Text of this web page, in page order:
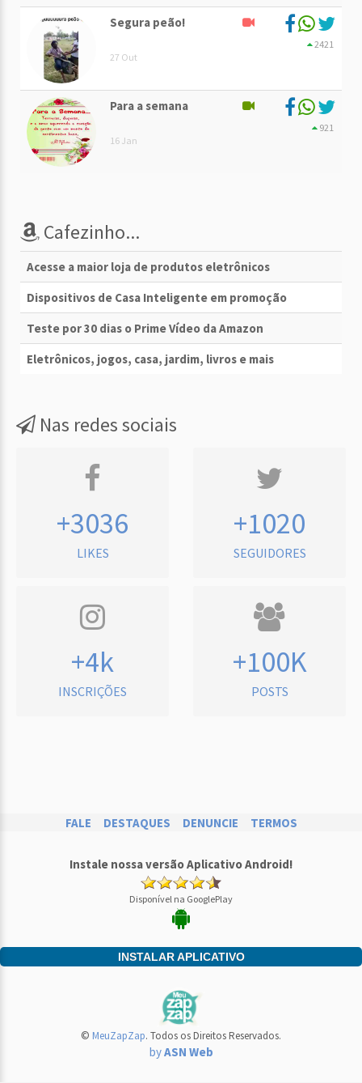
Segura peão!
27 Out
2421
Para a semana
16 Jan
921
Cafezinho...
Acesse a maior loja de produtos eletrônicos
Dispositivos de Casa Inteligente em promoção
Teste por 30 dias o Prime Vídeo da Amazon
Eletrônicos, jogos, casa, jardim, livros e mais
Nas redes sociais
+3036
LIKES
+1020
SEGUIDORES
+4k
INSCRIÇÕES
+100K
POSTS
FALE DESTAQUES DENUNCIE TERMOS
Instale nossa versão Aplicativo Android!
Disponível na GooglePlay
INSTALAR APLICATIVO
© MeuZapZap. Todos os Direitos Reservados.
byASN Web